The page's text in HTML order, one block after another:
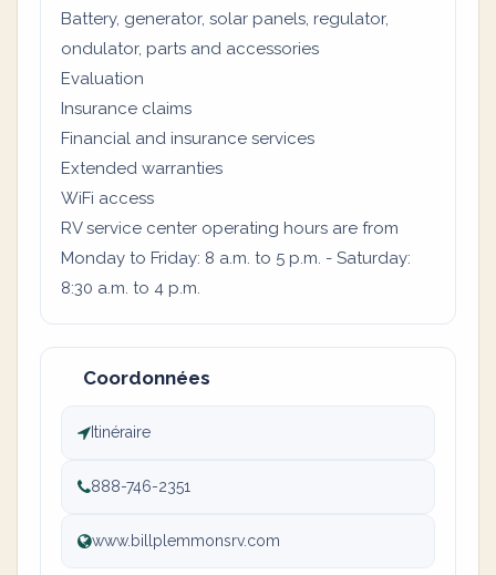
Battery, generator, solar panels, regulator,
ondulator, parts and accessories
Evaluation
Insurance claims
Financial and insurance services
Extended warranties
WiFi access
RV service center operating hours are from
Monday to Friday: 8 a.m. to 5 p.m. - Saturday:
8:30 a.m. to 4 p.m.
Coordonnées
Itinéraire
888-746-2351
www.billplemmonsrv.com